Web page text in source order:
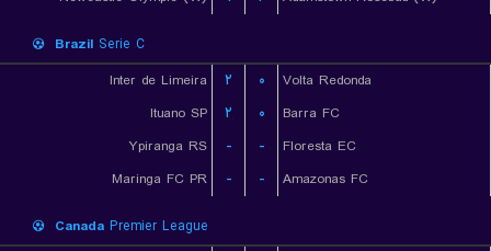
Brazil Serie C
Inter de Limeira
۲ ۰
Volta Redonda
Ituano SP
۲ ۰
Barra FC
Ypiranga RS
- -
Floresta EC
Maringa FC PR
- - Amazonas FC
Canada Premier League